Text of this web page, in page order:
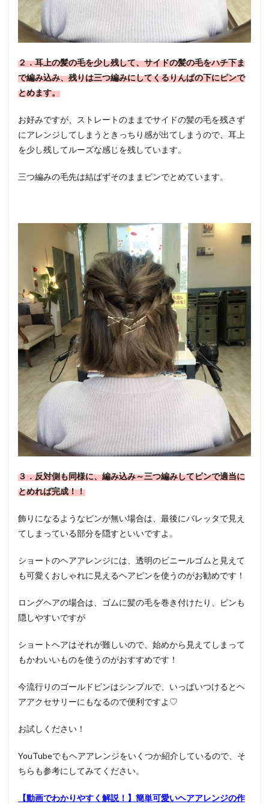
２．耳上の髪の毛を少し残して、サイドの髪の毛をハチ下ま
で編み込み、残りは三つ編みにしてくるりんぱの下にピンで
とめます。
お好みですが、ストレートのままでサイドの髪の毛を残さず
にアレンジしてしまうときっちり感が出てしまうので、耳上
を少し残してルーズな感じを残しています。
三つ編みの毛先は結ばずそのままピンでとめています。
３．反対側も同様に、編み込み～三つ編みしてピンで適当に
とめれば完成！！
飾りになるようなピンが無い場合は、最後にバレッタで見え
てしまっている部分を隠すといいですよ。
ショートのヘアアレンジには、透明のビニールゴムと見えて
も可愛くおしゃれに見えるヘアピンを使うのがお勧めです！
ロングヘアの場合は、ゴムに髪の毛を巻き付けたり、ピンも
隠しやすいですが
ショートヘアはそれが難しいので、始めから見えてしまって
もかわいいものを使うのがおすすめです！
今流行りのゴールドピンはシンプルで、いっぱいつけるとヘ
アアクセサリーにもなるので便利ですよ♡
お試しください！
YouTubeでもヘアアレンジをいくつか紹介しているので、そ
ちらも参考にしてみてください。
【動画でわかりやすく解説！】簡単可愛いヘアアレンジの作